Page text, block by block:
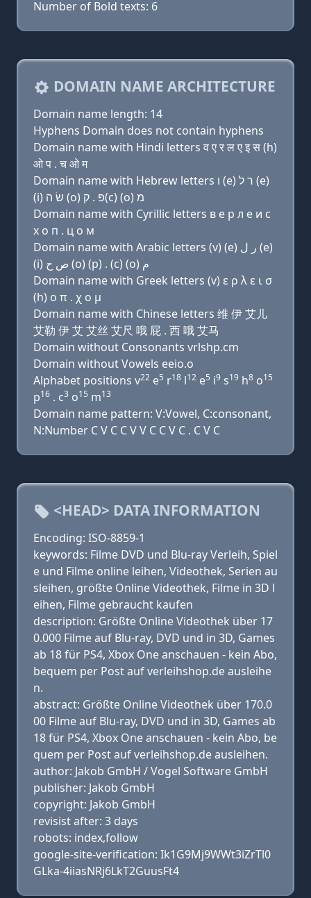
Number of Bold texts: 6
DOMAIN NAME ARCHITECTURE
Domain name length: 14
Hyphens Domain does not contain hyphens
Domain name with Hindi letters व ए र ल ए इ स (h)
ओ प . च ओ म
Domain name with Hebrew letters ו (e) ר ל (e)
(i) שׂ ה (ο) פּ . ק(c) (ο) מ
Domain name with Cyrillic letters в e р л e и с
х о п . ц о м
Domain name with Arabic letters (v) (e) ﺭ ﻝ (e)
(i) ﺹ ﺡ (o) (p) . (c) (o) ﻡ
Domain name with Greek letters (v) ε ρ λ ε ι σ
(h) ο π . χ ο μ
Domain name with Chinese letters 维 伊 艾儿
艾勒 伊 艾 艾丝 艾尺 哦 屁 . 西 哦 艾马
Domain without Consonants vrlshp.cm
Domain without Vowels eeio.o
Alphabet positions v22 e5 r18 l12 e5 i9 s19 h8 o15
p16 . c3 o15 m13
Domain name pattern: V:Vowel, C:consonant,
N:Number C V C C V V C C V C . C V C
<HEAD> DATA INFORMATION
Encoding: ISO-8859-1
keywords: Filme DVD und Blu-ray Verleih, Spiel
e und Filme online leihen, Videothek, Serien au
sleihen, größte Online Videothek, Filme in 3D l
eihen, Filme gebraucht kaufen
description: Größte Online Videothek über 17
0.000 Filme auf Blu-ray, DVD und in 3D, Games
ab 18 für PS4, Xbox One anschauen - kein Abo,
bequem per Post auf verleihshop.de ausleihe
n.
abstract: Größte Online Videothek über 170.0
00 Filme auf Blu-ray, DVD und in 3D, Games ab
18 für PS4, Xbox One anschauen - kein Abo, be
quem per Post auf verleihshop.de ausleihen.
author: Jakob GmbH / Vogel Software GmbH
publisher: Jakob GmbH
copyright: Jakob GmbH
revisist after: 3 days
robots: index,follow
google-site-verification: Ik1G9Mj9WWt3iZrTl0
GLka-4iiasNRj6LkT2GuusFt4